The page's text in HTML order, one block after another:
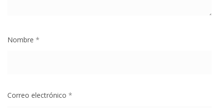
Nombre *
Correo electrónico *